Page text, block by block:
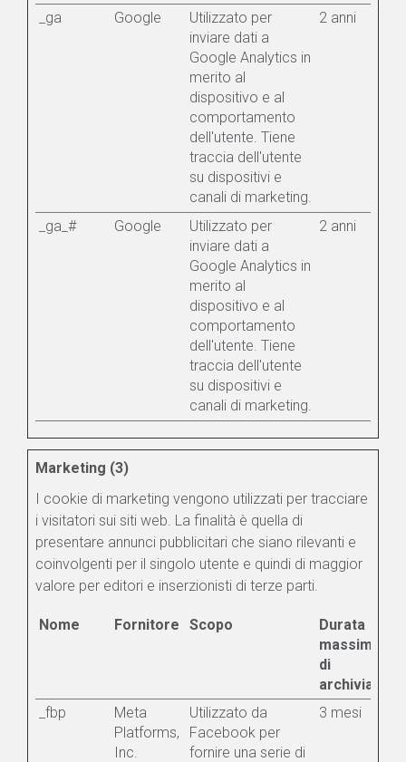
_ga Google
Utilizzato per
inviare dati a
Google Analytics in
merito al
dispositivo e al
comportamento
dell'utente. Tiene
traccia dell'utente
su dispositivi e
canali di marketing.
2 anni
_ga_# Google
Utilizzato per
inviare dati a
Google Analytics in
merito al
dispositivo e al
comportamento
dell'utente. Tiene
traccia dell'utente
su dispositivi e
canali di marketing.
2 anni
Marketing (3)
I cookie di marketing vengono utilizzati per tracciare
i visitatori sui siti web. La finalità è quella di
presentare annunci pubblicitari che siano rilevanti e
coinvolgenti per il singolo utente e quindi di maggior
valore per editori e inserzionisti di terze parti.
Nome Fornitore Scopo
Durata
massima
di
_fbp
Meta
Platforms,
Inc.
Utilizzato da
Facebook per
fornire una serie di
3 mesi